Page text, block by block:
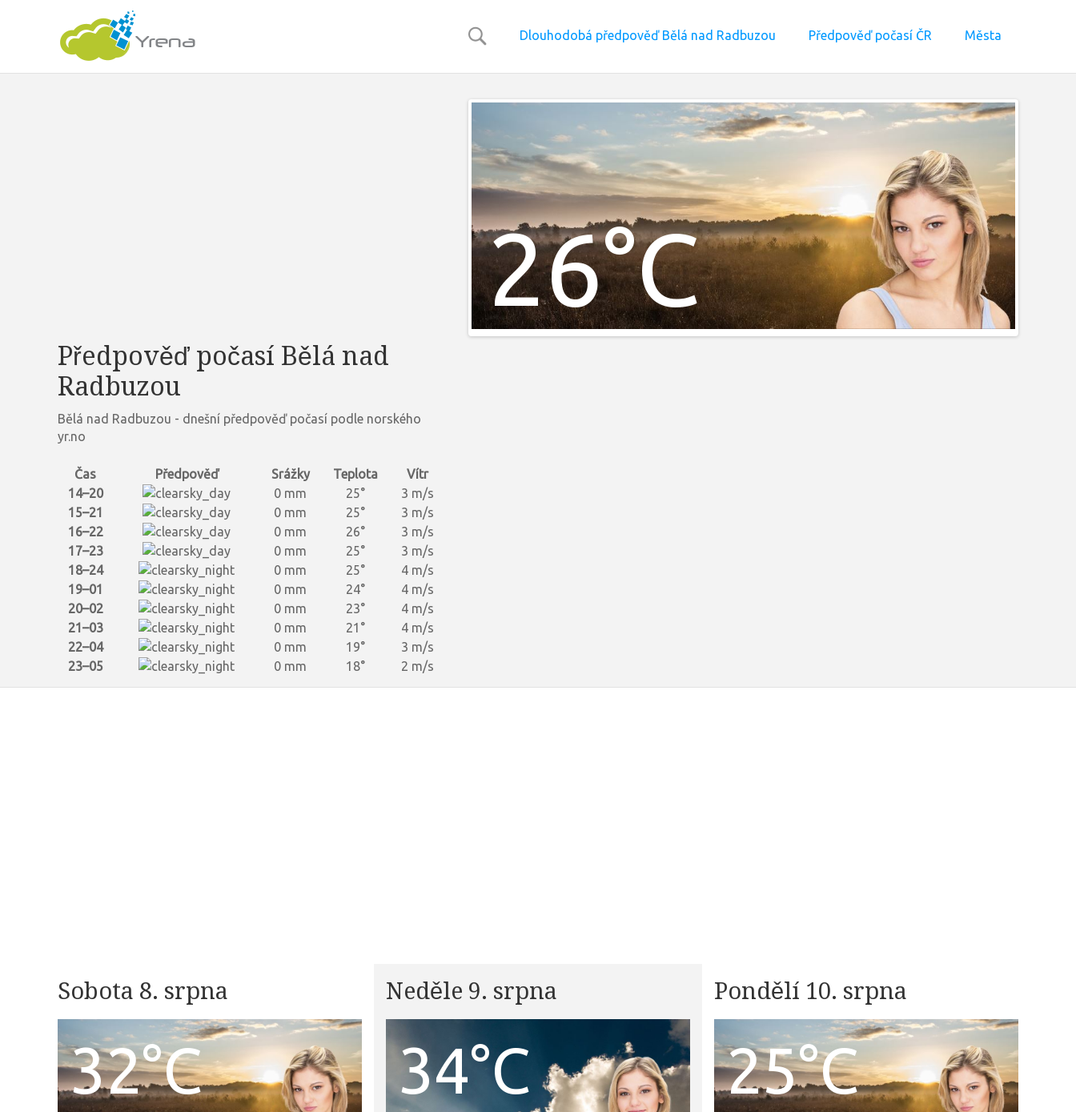
Dlouhodobá předpověď Bělá nad Radbuzou Předpověď počasí ČR Města
Předpověď počasí Bělá nad
Radbuzou
Bělá nad Radbuzou - dnešní předpověď počasí podle norského
yr.no
Čas Předpověď Srážky Teplota
Vítr
14–20
0 mm 25°
3 m/s
15–21
0 mm 25°
3 m/s
16–22
0 mm 26°
3 m/s
17–23
0 mm 25°
3 m/s
18–24
0 mm 25°
4 m/s
19–01
0 mm 24°
4 m/s
20–02
0 mm 23°
4 m/s
21–03
0 mm 21°
4 m/s
22–04
0 mm 19°
3 m/s
23–05
0 mm 18° 2 m/s
26°C
Sobota 8. srpna
32°C
Neděle 9. srpna
34°C
Pondělí 10. srpna
25°C